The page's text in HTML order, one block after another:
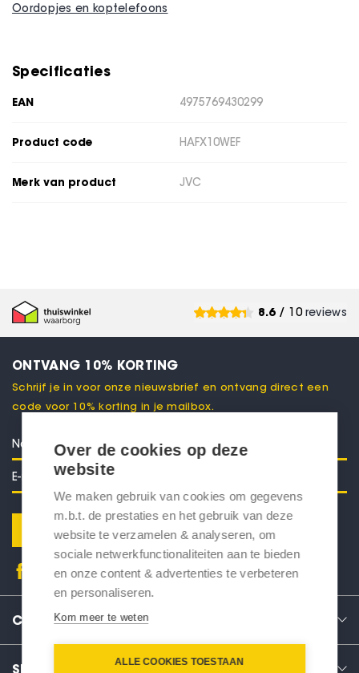
Oordopjes en koptelefoons
Specificaties
EAN 4975769430299
Product code HAFX10WEF
Merk van product JVC
8.6/ 10 reviews
ONTVANG 10% KORTING
Schrijf je in voor onze nieuwsbrief en ontvang direct een
code voor 10% korting in je mailbox.
Verstuur
CONTACT
SERVICE
Over de cookies op deze
website
We maken gebruik van cookies om gegevens
m.b.t. de prestaties en het gebruik van deze
website te verzamelen & analyseren, om
sociale netwerkfunctionaliteiten aan te bieden
en onze content & advertenties te verbeteren
en personaliseren.
Kom meer te weten
ALLE COOKIES TOESTAAN